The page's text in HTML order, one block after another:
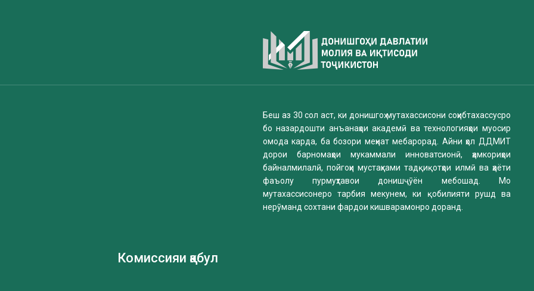
Беш аз 30 сол аст, ки донишгоҳ мутахассисони соҳибтахассусро
бо назардошти анъанаҳои академӣ ва технологияҳои муосир
омода карда, ба бозори меҳнат мебарорад. Айни ҳол ДДМИТ
дорои барномаҳои мукаммали инноватсионӣ, ҳамкориҳои
байналмилалӣ, пойгоҳи мустаҳками тадқиқотҳои илмӣ ва ҳаёти
фаъолу пурмуҳтавои донишҷӯён мебошад. Мо
мутахассисонеро тарбия мекунем, ки қобилияти рушд ва
нерӯманд сохтани фардои кишварамонро доранд.
Комиссияи қабул